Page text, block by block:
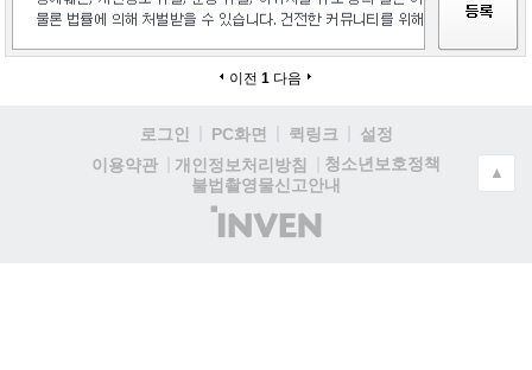
이전 1 다음
로그인 PC화면 퀵링크
설정
이용약관
개인정보처리방침
청소년보호정책
불법촬영물신고안내
(주)
인
▲